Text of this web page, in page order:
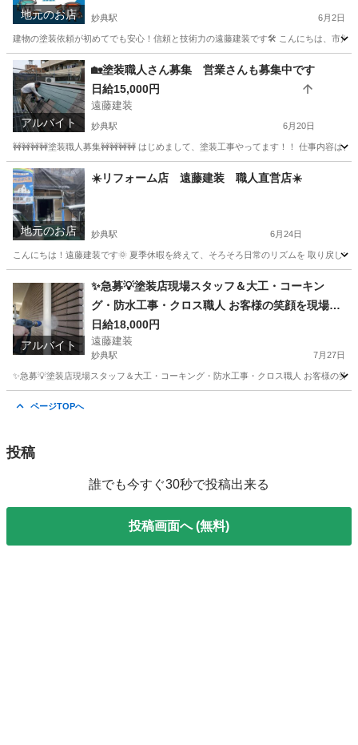
地元のお店 妙典駅 6月2日
建物の塗装依頼が初めてでも安心！信頼と技術力の遠藤建装です🛠️ こんにちは、市川
千葉 市川市 妙典駅 リフォーム 建物
アルバイト
🏡塗装職人さん募集 営業さんも募集中です
日給15,000円
遠藤建装
妙典駅 6月20日
🚧🚧🚧🚧塗装職人募集🚧🚧🚧🚧 はじめまして、塗装工事やってます！！ 仕事内容は、
千葉 市川市 妙典駅 その他 塗装工事
地元のお店
☀️リフォーム店 遠藤建装 職人直営店☀️
妙典駅 6月24日
こんにちは！遠藤建装です🌞 夏季休暇を終えて、そろそろ日常のリズムを 取り戻し
妙典駅 その他 外壁塗装
アルバイト
✨急募💡塗装店現場スタッフ＆大工・コーキン
グ・防水工事・クロス職人 お客様の笑顔を現場で
一緒につくりませんか？😄 こんにちは！市川の塗
装店、遠藤建装です🙇‍
日給18,000円
遠藤建装
妙典駅 7月27日
✨急募💡塗装店現場スタッフ＆大工・コーキング・防水工事・クロス職人 お客様の
ページTOPへ
投稿
誰でも今すぐ30秒で投稿出来る
投稿画面へ (無料)